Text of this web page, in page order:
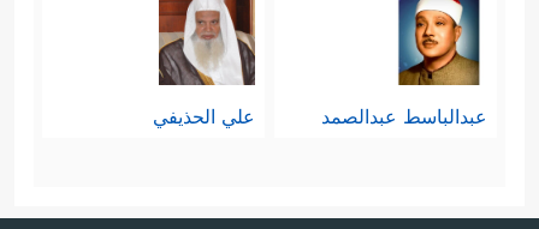
عبدالباسط عبدالصمد علي الحذيفي